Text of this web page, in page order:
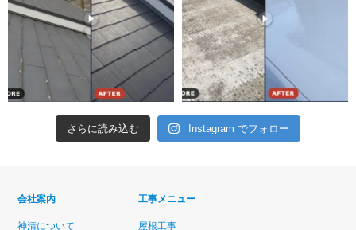
さらに読み込む Instagram でフォロー
会社案内
神清について
工事メニュー
屋根工事